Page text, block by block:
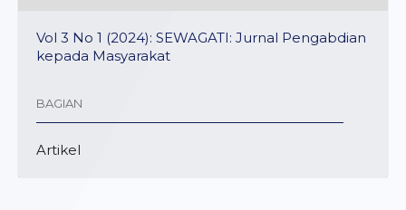
Vol 3 No 1 (2024): SEWAGATI: Jurnal Pengabdian
kepada Masyarakat
BAGIAN
Artikel